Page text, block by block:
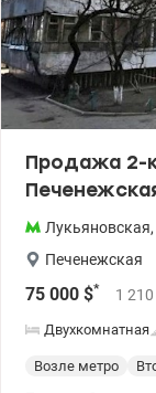
Продажа 2-
Лукьяновская,
Печенежская
75 000 $* 1 210
Двухкомнатная
Возле метро